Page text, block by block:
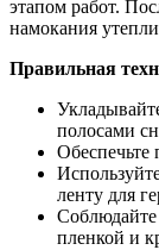
этапом работ.
намокания
Правильная
полосами
Обеспечьте
ленту для
пленкой и